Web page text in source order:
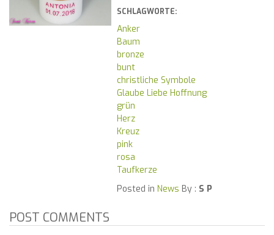
SCHLAGWORTE:
Anker
Baum
bronze
bunt
christliche Symbole
Glaube Liebe Hoffnung
grün
Herz
Kreuz
pink
rosa
Taufkerze
Posted in News By : S P
POST COMMENTS